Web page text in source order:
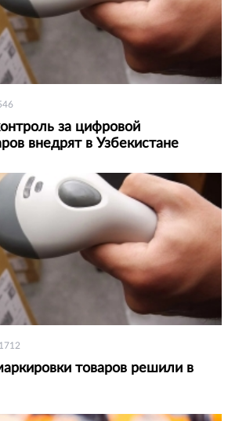
за цифровой
внедрят в Узбекистане
1712
товаров решили в